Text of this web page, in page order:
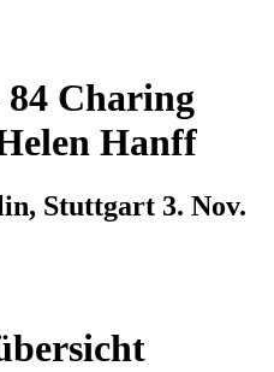
84 Charing
Hanff
Stuttgart 3. Nov.